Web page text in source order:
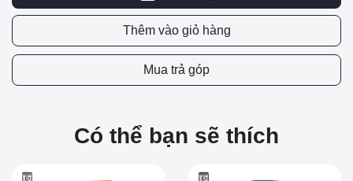
Thêm vào giỏ hàng
Mua trả góp
Có thể bạn sẽ thích